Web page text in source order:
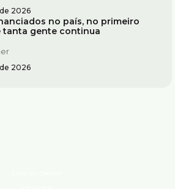
2026
no país, no primeiro
tanta gente continua
2026